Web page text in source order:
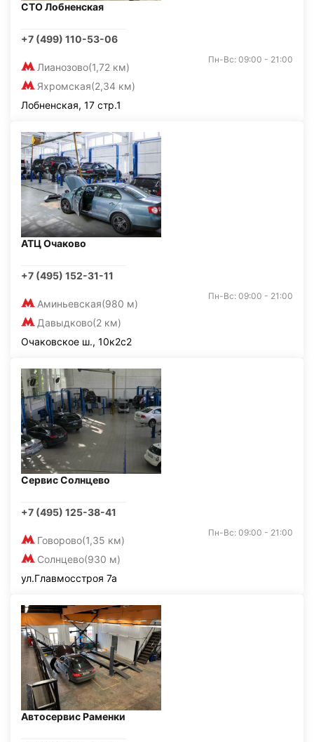
СТО Лобненская
+7 (499) 110-53-06
Лианозово(1,72 км)
Яхромская(2,34 км)
Пн-Вс: 09:00 - 21:00
Лобненская, 17 стр.1
АТЦ Очаково
+7 (495) 152-31-11
Аминьевская(980 м)
Давыдково(2 км)
Пн-Вс: 09:00 - 21:00
Очаковское ш., 10к2с2
Сервис Солнцево
+7 (495) 125-38-41
Говорово(1,35 км)
Солнцево(930 м)
Пн-Вс: 09:00 - 21:00
ул.Главмосстроя 7а
Автосервис Раменки